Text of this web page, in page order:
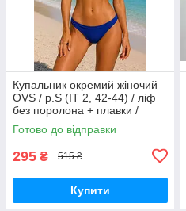
Купальник окремий жіночий
OVS / р.S (IT 2, 42-44) / ліф
без поролона + плавки /
смужки
Готово до відправки
295 ₴ 515 ₴
Купити